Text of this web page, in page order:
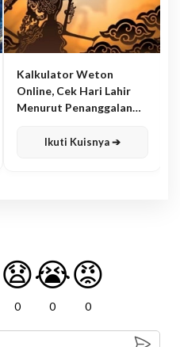
Kalkulator Weton
Online, Cek Hari Lahir
Menurut Penanggalan
Ikuti Kuisnya ➔
😧
0
😭
0
😡
0